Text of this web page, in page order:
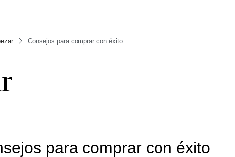
Consejos para comprar con éxito
para comprar con éxito